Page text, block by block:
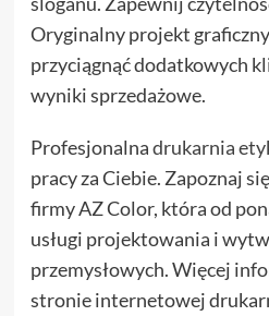
Oryginalny projekt
przyciągnąć dodatkowych
wyniki sprzedażowe.
Profesjonalnadrukarnia
pracy za Ciebie. Zapoznaj
firmy AZ Color, która od
usługi projektowania i
przemysłowych. Więcej
stronie internetowej